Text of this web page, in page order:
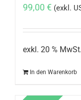
99,00 € (exkl.
exkl. 20 % MwSt.
In den Warenkorb